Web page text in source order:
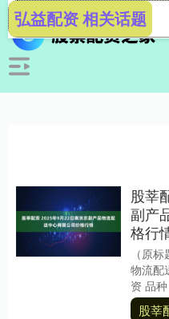
弘益配资 相关话题
股莘
副产
格行
（原
物流配
资 品
4.50股莘